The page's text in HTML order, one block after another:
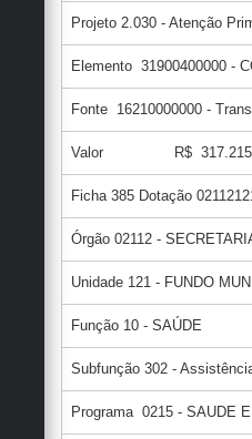
Projeto 2.030 - Atenção
Elemento 31900400000 -
Fonte 16210000000 -
Valor R$
Ficha 385 Dotação
Órgão 02112 -
Unidade 121 - FUNDO
Função 10 - SAÚDE
Subfunção 302 -
Programa 0215 - SAUDE